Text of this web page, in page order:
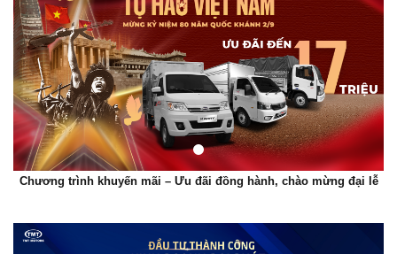
Chương trình khuyến mãi – Ưu đãi đồng hành, chào mừng đại lễ